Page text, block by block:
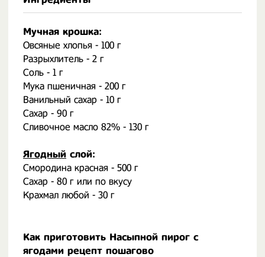
Мучная крошка:
Овсяные хлопья - 100 г
Разрыхлитель - 2 г
Соль - 1 г
Мука пшеничная - 200 г
Ванильный сахар - 10 г
Сахар - 90 г
Сливочное масло 82% - 130 г
Ягодный слой:
Смородина красная - 500 г
Сахар - 80 г или по вкусу
Крахмал любой - 30 г
Как приготовить Насыпной пирог с
ягодами рецепт пошагово